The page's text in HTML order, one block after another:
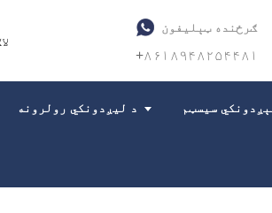
ګرځنده ټېلیفون
+۸۶۱۸۹۴۸۲۵۴۴۸۱
د لیږدونکي رولرونه سیسټم